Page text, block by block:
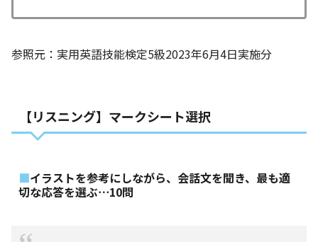
参照元： 実用英語技能検定5級2023年6月4日実施分
【リスニング】マークシート選択
イラストを参考にしながら、会話文を聞き、最も適
切な応答を選ぶ⋯10問